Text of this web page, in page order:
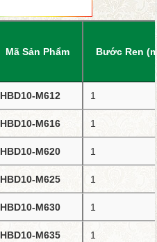
Mã Sản Phẩm Bước Ren
HBD10-M612 1
HBD10-M616 1
HBD10-M620 1
HBD10-M625 1
HBD10-M630 1
HBD10-M635 1